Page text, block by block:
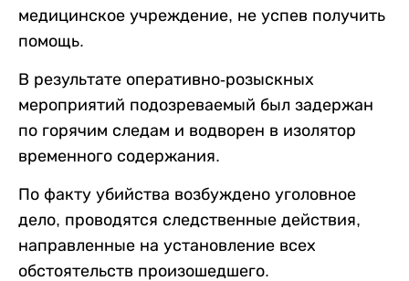
медицинское учреждение, не успев получить
помощь.
В результате оперативно-розыскных
мероприятий подозреваемый был задержан
по горячим следам и водворен в изолятор
временного содержания.
По факту убийства возбуждено уголовное
дело, проводятся следственные действия,
направленные на установление всех
обстоятельств произошедшего.